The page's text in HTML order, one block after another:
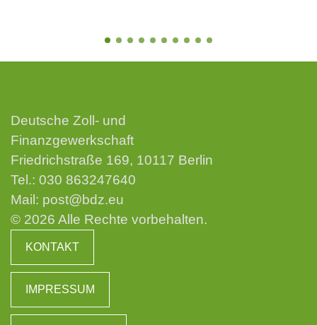
Deutsche Zoll- und
Finanzgewerkschaft
Friedrichstraße 169, 10117 Berlin
Tel.: 030 863247640
Mail: post@bdz.eu
© 2026 Alle Rechte vorbehalten.
KONTAKT
IMPRESSUM